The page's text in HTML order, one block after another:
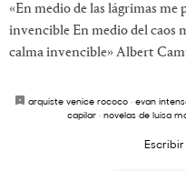
«En medio de las lágrimas
invencible En medio del caos
calma invencible» Albert
arquiste venice rococo· evan
capilar · novelas de luisa